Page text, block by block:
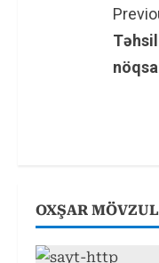
C
o
n
OXŞAR